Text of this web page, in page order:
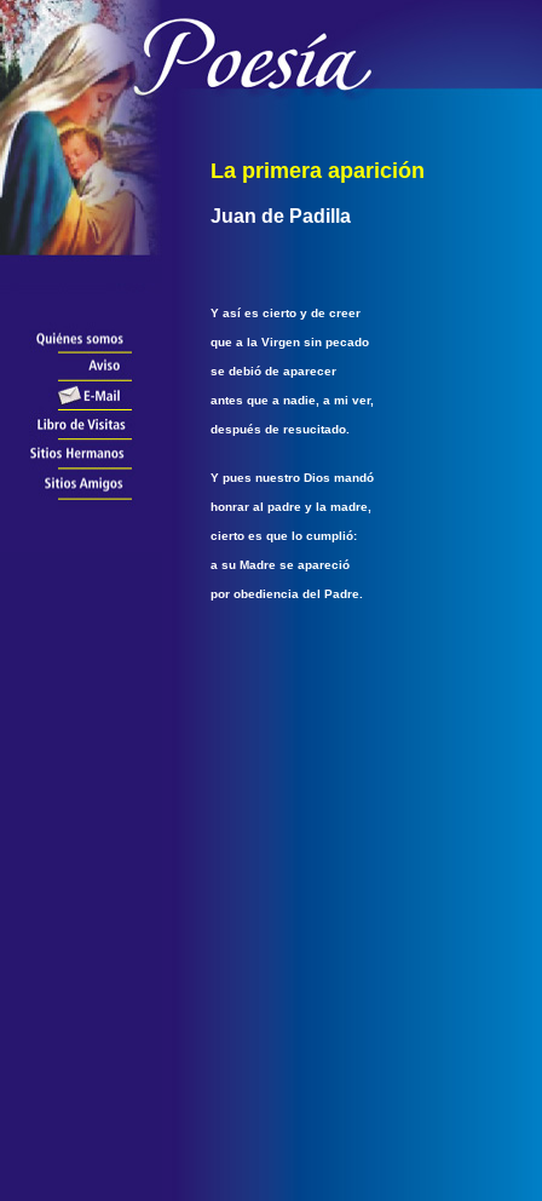
La primera aparición
Juan de Padilla
Y así es cierto y de creer
que a la Virgen sin pecado
se debió de aparecer
antes que a nadie, a mi ver,
después de resucitado.
Y pues nuestro Dios mandó
honrar al padre y la madre,
cierto es que lo cumplió:
a su Madre se apareció
por obediencia del Padre.